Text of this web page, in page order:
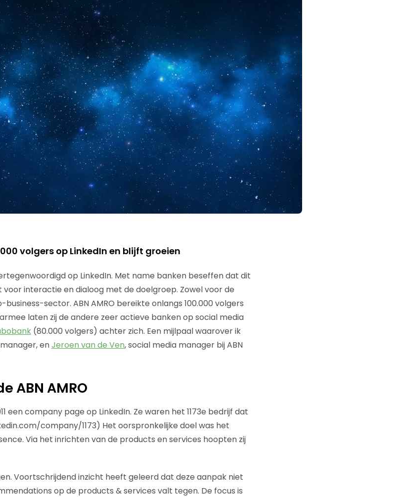
volgers op LinkedIn en blijft groeien
op LinkedIn. Met name banken beseffen dat dit
interactie en dialoog met de doelgroep. Zowel voor de
sector. ABN AMRO bereikte onlangs 100.000 volgers
laten zij de andere zeer actieve banken op social media
(80.000 volgers) achter zich. Een mijlpaal waarover ik
enJeroen van de Ven, social media manager bij ABN
ABN AMRO
een company page op LinkedIn. Ze waren het 1173e bedrijf dat
company/1173) Het oorspronkelijke doel was het
Via het inrichten van de products en services hoopten zij
Voortschrijdend inzicht heeft geleerd dat deze aanpak niet
op de products & services valt tegen. De focus is